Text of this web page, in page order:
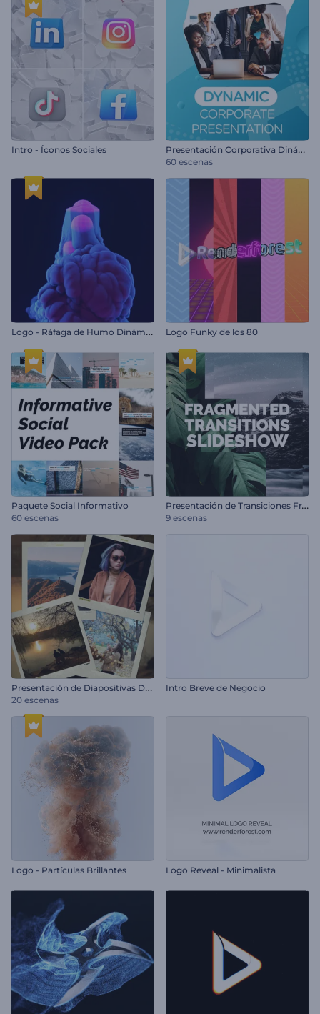
Intro - Íconos Sociales P
resentación Corporativa Dinámica
60 escenas
L
ogo - Ráfaga de Humo Dinámico Logo Funky de los 80
Paquete Social Informativo
60 escenas
P
resentación de Transiciones Fragmentadas
9 escenas
P
resentación de Diapositivas Deslizantes
20 escenas
Intro Breve de Negocio
Logo - Partículas Brillantes Logo Reveal - Minimalista